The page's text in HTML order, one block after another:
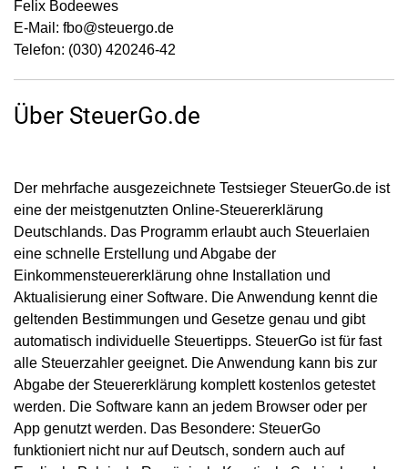
Felix Bodeewes
E-Mail: fbo@steuergo.de
Telefon: (030) 420246-42
Über SteuerGo.de
Der mehrfache ausgezeichnete Testsieger SteuerGo.de ist
eine der meistgenutzten Online-Steuererklärung
Deutschlands. Das Programm erlaubt auch Steuerlaien
eine schnelle Erstellung und Abgabe der
Einkommensteuererklärung ohne Installation und
Aktualisierung einer Software. Die Anwendung kennt die
geltenden Bestimmungen und Gesetze genau und gibt
automatisch individuelle Steuertipps. SteuerGo ist für fast
alle Steuerzahler geeignet. Die Anwendung kann bis zur
Abgabe der Steuererklärung komplett kostenlos getestet
werden. Die Software kann an jedem Browser oder per
App genutzt werden. Das Besondere: SteuerGo
funktioniert nicht nur auf Deutsch, sondern auch auf